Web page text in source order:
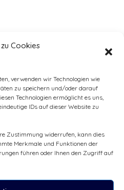
Cookies
verwenden wir Technologien wie
zu speichern und/oder darauf
Technologien ermöglicht es uns,
IDs auf dieser Website zu
Zustimmung widerrufen, kann dies
Merkmale und Funktionen der
führen oder Ihnen den Zugriff auf
Methods
of
payment